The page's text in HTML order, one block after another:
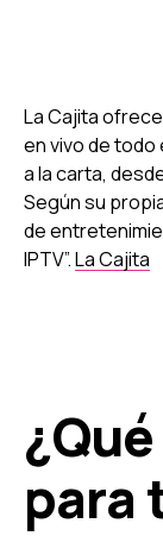
La Cajita
en vivo de todo
a la carta,
Según su
de
IPTV”.La Cajita
para